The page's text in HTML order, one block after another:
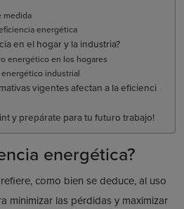
medida
energética
en el hogar y la industria?
energético en los hogares
industrial
vigentes afectan a la eficienci
y prepárate para tu futuro trabajo!
energética?
como bien se deduce, al uso
minimizar las pérdidas y maximizar